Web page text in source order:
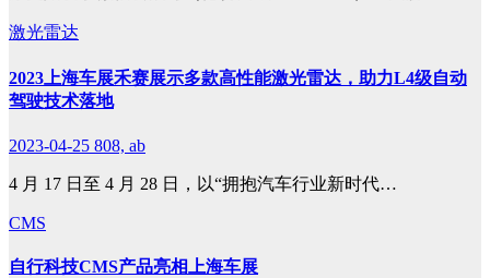
激光雷达
2023上海车展禾赛展示多款高性能激光雷达，助力L4级自动
驾驶技术落地
2023-04-25 808, ab
4 月 17 日至 4 月 28 日，以“拥抱汽车行业新时代…
CMS
自行科技CMS产品亮相上海车展